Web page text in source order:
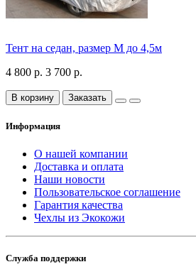
Тент на седан, размер М до 4,5м
4 800 р. 3 700 р.
В корзину Заказать
Информация
О нашей компании
Доставка и оплата
Наши новости
Пользовательское соглашение
Гарантия качества
Чехлы из Экокожи
Служба поддержки